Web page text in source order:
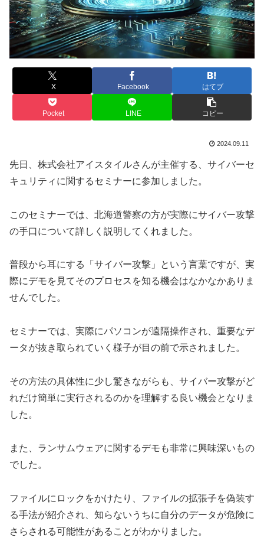
X Facebook はてブ
Pocket LINE コピー
2024.09.11
先日、株式会社アイスタイルさんが主催する、サイバーセ
キュリティに関するセミナーに参加しました。
このセミナーでは、北海道警察の方が実際にサイバー攻撃
の手口について詳しく説明してくれました。
普段から耳にする「サイバー攻撃」という言葉ですが、実
際にデモを見てそのプロセスを知る機会はなかなかありま
せんでした。
セミナーでは、実際にパソコンが遠隔操作され、重要なデ
ータが抜き取られていく様子が目の前で示されました。
その方法の具体性に少し驚きながらも、サイバー攻撃がど
れだけ簡単に実行されるのかを理解する良い機会となりま
した。
また、ランサムウェアに関するデモも非常に興味深いもの
でした。
ファイルにロックをかけたり、ファイルの拡張子を偽装す
る手法が紹介され、知らないうちに自分のデータが危険に
さらされる可能性があることがわかりました。